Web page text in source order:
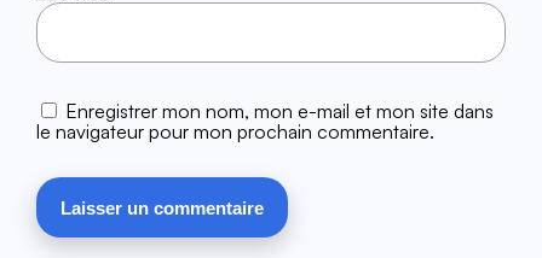
Enregistrer mon nom, mon e-mail et mon site dans
le navigateur pour mon prochain commentaire.